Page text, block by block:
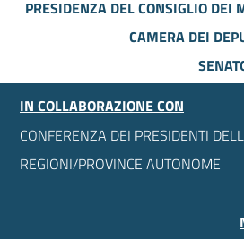
PRESIDENZA DEL CONSIGLIO DEI
CAMERA DEI
IN COLLABORAZIONE CON
CONFERENZA DEI PRESIDENTI
REGIONI/PROVINCE AUTONOME